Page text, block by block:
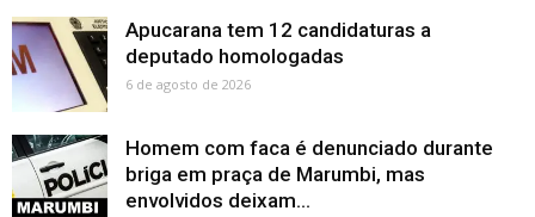
Apucarana tem 12 candidaturas a
deputado homologadas
6 de agosto de 2026
Homem com faca é denunciado durante
briga em praça de Marumbi, mas
envolvidos deixam...